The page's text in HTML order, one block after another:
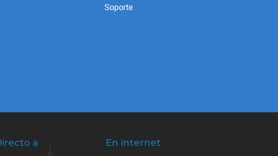
Soporte
a En internet